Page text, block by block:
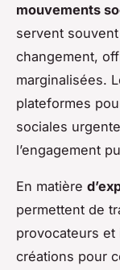
mouvements
servent
changement,
marginalisées.
plateformes
sociales
l’engagement
En matière
permettent de
provocateurs
créations pour